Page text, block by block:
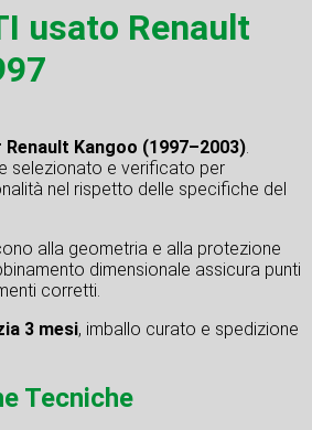
usato Renault
Kangoo (1997–2003).
selezionato e verificato per
nel rispetto delle specifiche del
alla geometria e alla protezione
dimensionale assicura punti
corretti.
3 mesi, imballo curato e spedizione
Tecniche